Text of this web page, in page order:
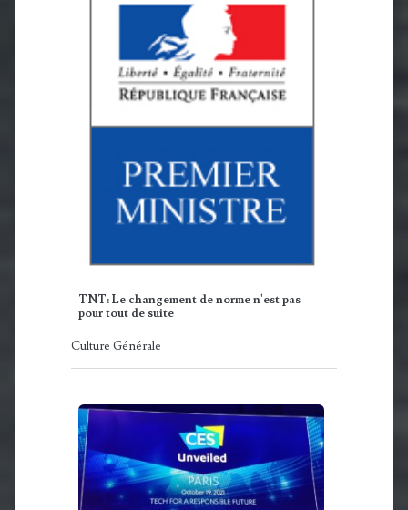
TNT: Le changement de norme n'est pas
pour tout de suite
Culture Générale